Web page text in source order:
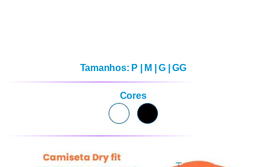
Tamanhos: P | M | G | GG
Cores